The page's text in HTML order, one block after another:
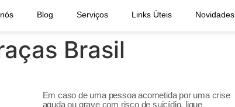
Blog Serviços Links Úteis Novidades
Brasil
Em caso de uma pessoa acometida por uma crise
aguda ou grave com risco de suicídio, ligue